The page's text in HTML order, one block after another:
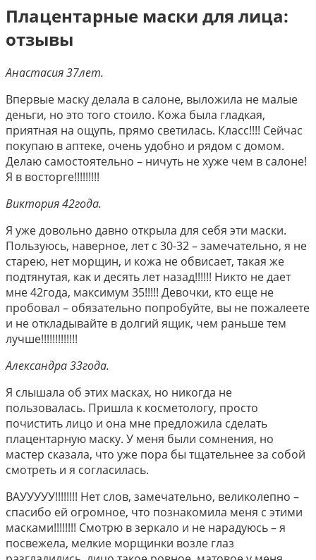
Плацентарные маски для лица:
отзывы
Анастасия 37лет.
Впервые маску делала в салоне, выложила не малые
деньги, но это того стоило. Кожа была гладкая,
приятная на ощупь, прямо светилась. Класс!!!! Сейчас
покупаю в аптеке, очень удобно и рядом с домом.
Делаю самостоятельно – ничуть не хуже чем в салоне!
Я в восторге!!!!!!!!!
Виктория 42года.
Я уже довольно давно открыла для себя эти маски.
Пользуюсь, наверное, лет с 30-32 – замечательно, я не
старею, нет морщин, и кожа не обвисает, такая же
подтянутая, как и десять лет назад!!!!!! Никто не дает
мне 42года, максимум 35!!!!! Девочки, кто еще не
пробовал – обязательно попробуйте, вы не пожалеете
и не откладывайте в долгий ящик, чем раньше тем
лучше!!!!!!!!!!!!!
Александра 33года.
Я слышала об этих масках, но никогда не
пользовалась. Пришла к косметологу, просто
почистить лицо и она мне предложила сделать
плацентарную маску. У меня были сомнения, но
мастер сказала, что уже пора бы тщательнее за собой
смотреть и я согласилась.
ВАУУУУУ!!!!!!!! Нет слов, замечательно, великолепно –
спасибо ей огромное, что познакомила меня с этими
масками!!!!!!!! Смотрю в зеркало и не нарадуюсь – я
посвежела, мелкие морщинки возле глаз